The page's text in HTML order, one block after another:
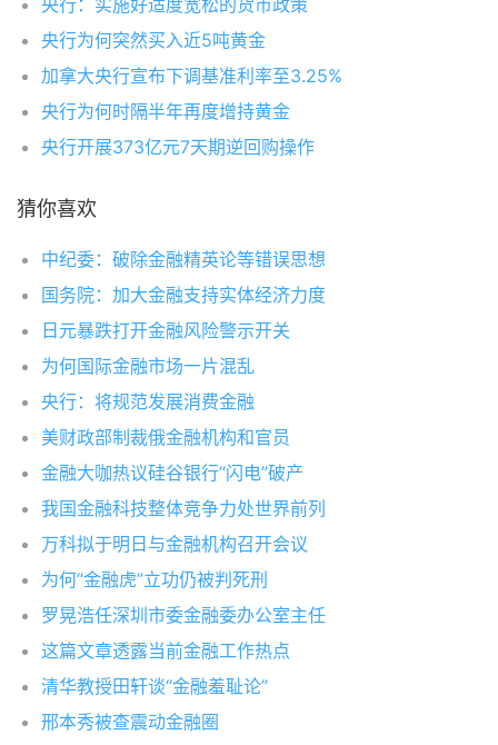
央行：实施好适度宽松的货币政策
央行为何突然买入近5吨黄金
加拿大央行宣布下调基准利率至3.25%
央行为何时隔半年再度增持黄金
央行开展373亿元7天期逆回购操作
猜你喜欢
中纪委：破除金融精英论等错误思想
国务院：加大金融支持实体经济力度
日元暴跌打开金融风险警示开关
为何国际金融市场一片混乱
央行：将规范发展消费金融
美财政部制裁俄金融机构和官员
金融大咖热议硅谷银行“闪电”破产
我国金融科技整体竞争力处世界前列
万科拟于明日与金融机构召开会议
为何“金融虎”立功仍被判死刑
罗晃浩任深圳市委金融委办公室主任
这篇文章透露当前金融工作热点
清华教授田轩谈“金融羞耻论”
邢本秀被查震动金融圈